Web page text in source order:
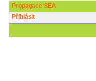
Propagace SEA
Přihlásit